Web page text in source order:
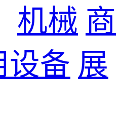
机械 商
设备 展